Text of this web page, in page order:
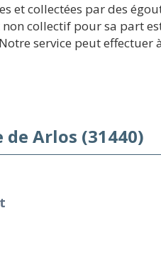
et collectées par des
collectif pour sa part
service peut effectuer
Arlos (31440)